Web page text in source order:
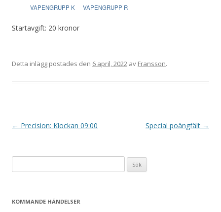
VAPENGRUPP K
VAPENGRUPP R
Startavgift: 20 kronor
Detta inlägg postades den 6 april, 2022 av Fransson.
I← Precision: Klockan 09:00 Special poängfält →
efter:
KOMMANDE HÄNDELSER